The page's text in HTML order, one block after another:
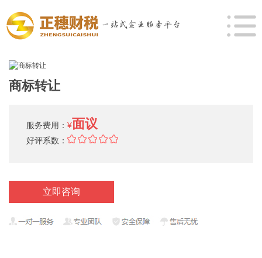
商标转让
服务费用： ¥面议
好评系数：
立即咨询